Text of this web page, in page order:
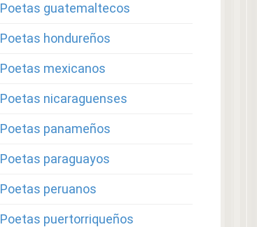
Poetas guatemaltecos
Poetas hondureños
Poetas mexicanos
Poetas nicaraguenses
Poetas panameños
Poetas paraguayos
Poetas peruanos
Poetas puertorriqueños